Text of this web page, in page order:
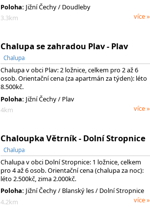
Poloha: Jižní Čechy / Doudleby
3.3km
více »
Chalupa se zahradou Plav - Plav
Chalupa
Chalupa v obci Plav: 2 ložnice, celkem pro 2 až 6
osob. Orientační cena (za apartmán za týden): léto
8.500kč.
Poloha: Jižní Čechy / Plav
4km
více »
Chaloupka Větrník - Dolní Stropnice
Chalupa
Chalupa v obci Dolní Stropnice: 1 ložnice, celkem
pro 4 až 6 osob. Orientační cena (chalupa za noc):
léto 2.500kč, zima 2.000kč.
Poloha: Jižní Čechy/ Blanský les/ Dolní Stropnice
4.2km
více »